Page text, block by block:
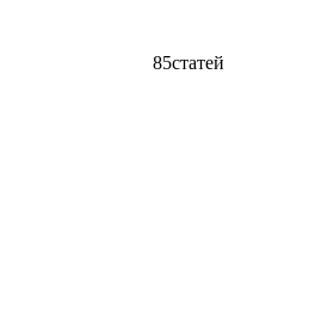
85статей